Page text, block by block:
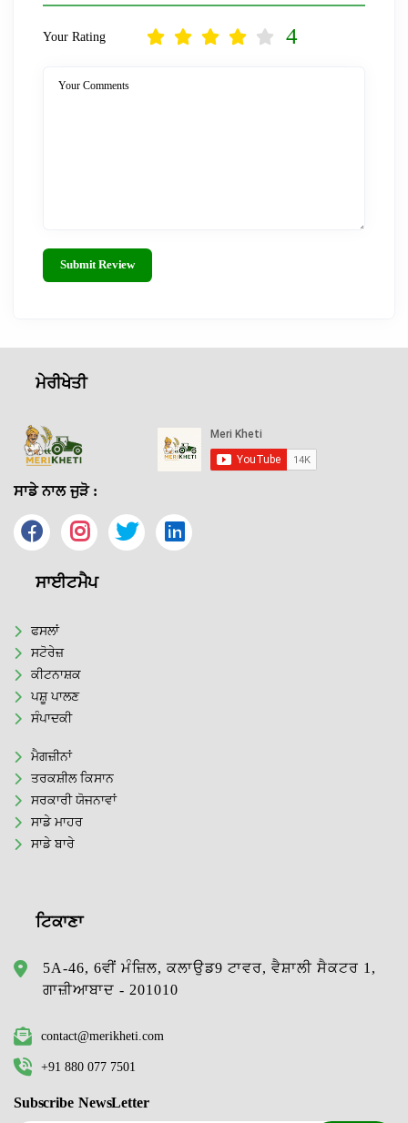
Your Rating 4
Your Comments
Submit Review
ਮੇਰੀਖੇਤੀ
ਸਾਡੇ ਨਾਲ ਜੁੜੋ :
ਸਾਈਟਮੈਪ
ਫਸਲਾਂ
ਸਟੋਰੇਜ਼
ਕੀਟਨਾਸ਼ਕ
ਪਸ਼ੂ ਪਾਲਣ
ਸੰਪਾਦਕੀ
ਮੈਗਜ਼ੀਨਾਂ
ਤਰਕਸ਼ੀਲ ਕਿਸਾਨ
ਸਰਕਾਰੀ ਯੋਜਨਾਵਾਂ
ਸਾਡੇ ਮਾਹਰ
ਸਾਡੇ ਬਾਰੇ
ਟਿਕਾਣਾ
5A-46, 6ਵੀਂ ਮੰਜ਼ਿਲ, ਕਲਾਉਡ9 ਟਾਵਰ, ਵੈਸ਼ਾਲੀ ਸੈਕਟਰ 1,
ਗਾਜ਼ੀਆਬਾਦ - 201010
contact@merikheti.com
+91 880 077 7501
Subscribe NewsLetter